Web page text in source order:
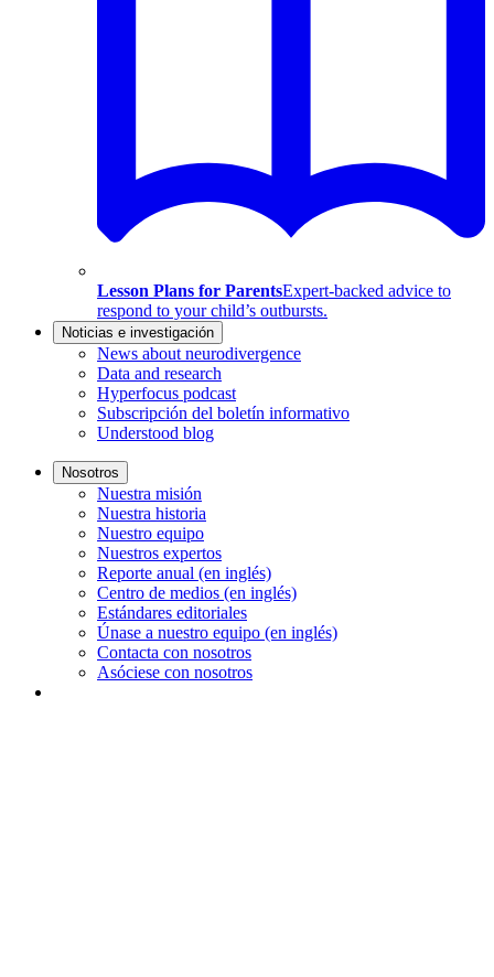
Lesson Plans for ParentsExpert-backed advice to
respond to your child’s outbursts.
Noticias e investigación
News about neurodivergence
Data and research
Hyperfocus podcast
Subscripción del boletín informativo
Understood blog
Nosotros
Nuestra misión
Nuestra historia
Nuestro equipo
Nuestros expertos
Reporte anual (en inglés)
Centro de medios (en inglés)
Estándares editoriales
Únase a nuestro equipo (en inglés)
Contacta con nosotros
Asóciese con nosotros